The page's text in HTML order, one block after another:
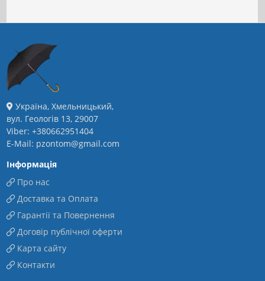
Україна, Хмельницький,
вул. Геологів 13, 29007
Viber: +380662951404
E-Mail: pzontom@gmail.com
Інформація
Про нас
Доставка та Оплата
Гарантії та Повернення
Договір публічної оферти
Карта сайту
Контакти